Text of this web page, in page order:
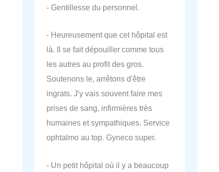
- Gentillesse du personnel.
- Heureusement que cet hôpital est
là. Il se fait dépouiller comme tous
les autres au profit des gros.
Soutenons le, arrêtons d'être
ingrats. J'y vais souvent faire mes
prises de sang, infirmières très
humaines et sympathiques. Service
ophtalmo au top. Gyneco super.
- Un petit hôpital où il y a beaucoup